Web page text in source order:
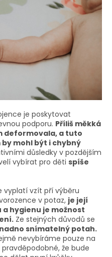
je poskytovat
podporu. Příliš měkká
deformovala, a tuto
mohl být i chybný
důsledky v pozdějším
vybírat pro děti spíše
vyplatí vzít pří výběru
v potaz, je její
hygienu je možnost
Ze stejných důvodů se
snímatelný potah.
nevybíráme pouze na
že bude